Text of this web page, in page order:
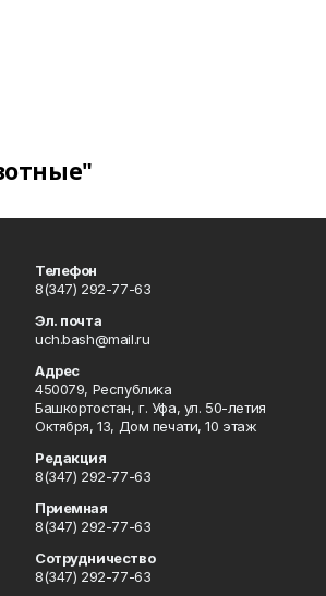
Телефон
8(347) 292-77-63
Эл. почта
uch.bash@mail.ru
Адрес
450079, Республика
Башкортостан, г. Уфа, ул. 50-летия
Октября, 13, Дом печати, 10 этаж
Редакция
8(347) 292-77-63
Приемная
8(347) 292-77-63
Сотрудничество
8(347) 292-77-63